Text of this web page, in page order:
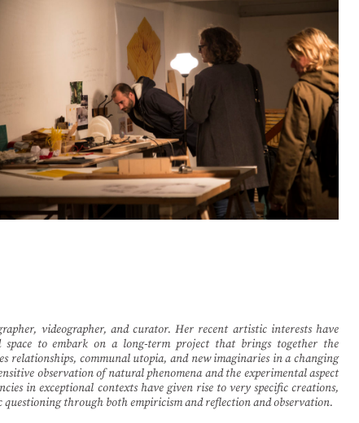
videographer, and curator. Her recent artistic interests have
to embark on a long-term project that brings together the
relationships, communal utopia, and new imaginaries in a changing
observation of natural phenomena and the experimental aspect
in exceptional contexts have given rise to very specific creations,
through both empiricism and reflection and observation.